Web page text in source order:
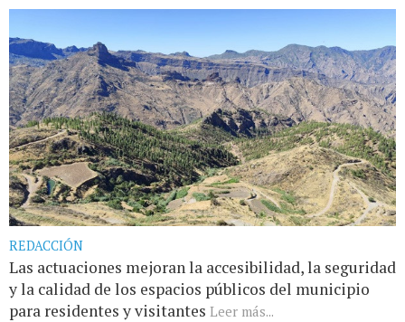
REDACCIÓN
Las actuaciones mejoran la accesibilidad, la seguridad
y la calidad de los espacios públicos del municipio
para residentes y visitantes Leer más...